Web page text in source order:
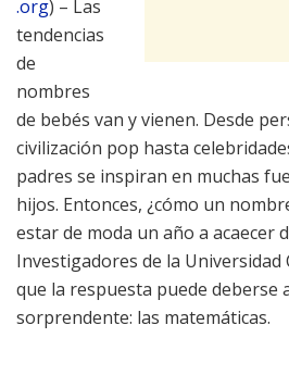
.org) – Las
tendencias
de
nombres
de bebés van y vienen. Desde
civilización pop hasta
padres se inspiran en muchas
hijos. Entonces, ¿cómo un
estar de moda un año a acaecer
Investigadores de la Universidad
que la respuesta puede deberse
sorprendente: las matemáticas.